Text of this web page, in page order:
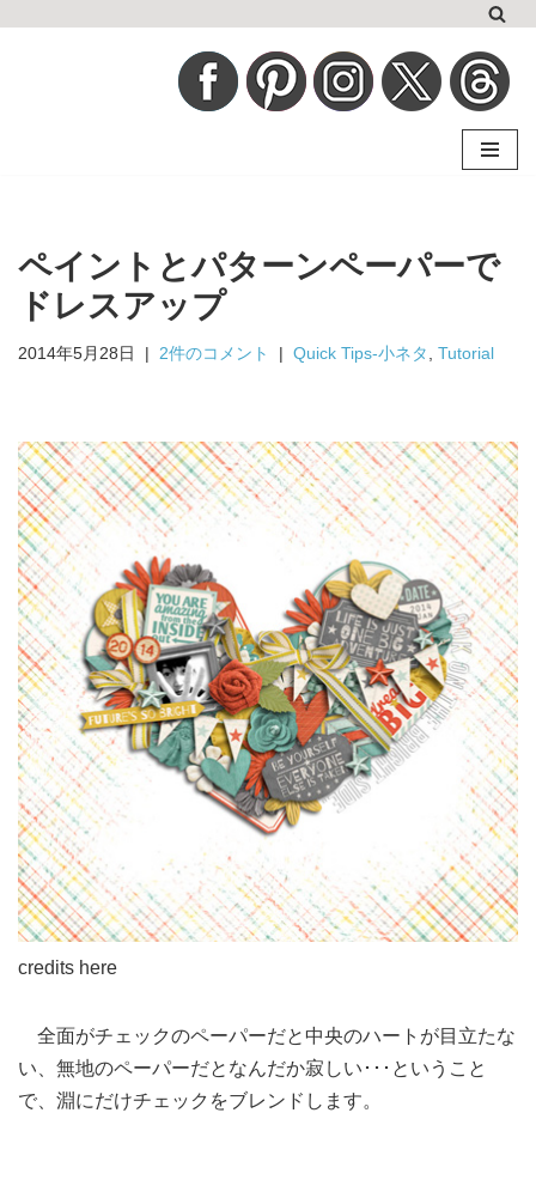
ス
キ
ッ
プ
ペイントとパターンペーパーで
ドレスアップ
2014年5月28日 2件のコメント Quick Tips-小ネタ Tutorial
credits here
全面がチェックのペーパーだと中央のハートが目立たな
い、無地のペーパーだとなんだか寂しい･･･ということ
で、淵にだけチェックをブレンドします。